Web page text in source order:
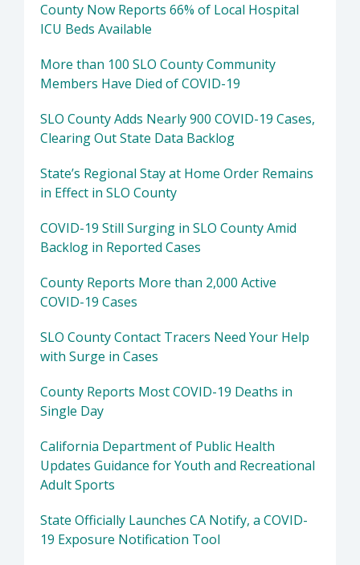
County Now Reports 66% of Local Hospital
ICU Beds Available
More than 100 SLO County Community
Members Have Died of COVID-19
SLO County Adds Nearly 900 COVID-19 Cases,
Clearing Out State Data Backlog
State’s Regional Stay at Home Order Remains
in Effect in SLO County
COVID-19 Still Surging in SLO County Amid
Backlog in Reported Cases
County Reports More than 2,000 Active
COVID-19 Cases
SLO County Contact Tracers Need Your Help
with Surge in Cases
County Reports Most COVID-19 Deaths in
Single Day
California Department of Public Health
Updates Guidance for Youth and Recreational
Adult Sports
State Officially Launches CA Notify, a COVID-
19 Exposure Notification Tool